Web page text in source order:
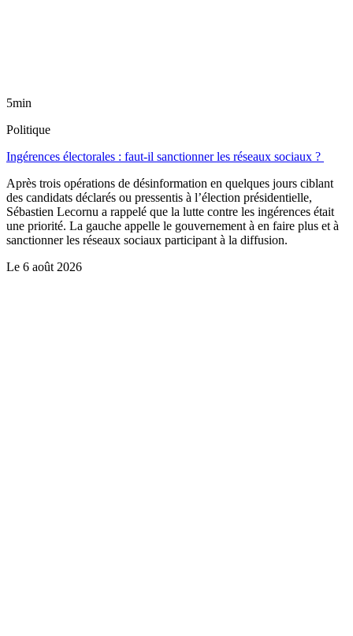
5min
Politique
Ingérences électorales : faut-il sanctionner les réseaux sociaux ?
Après trois opérations de désinformation en quelques jours ciblant
des candidats déclarés ou pressentis à l’élection présidentielle,
Sébastien Lecornu a rappelé que la lutte contre les ingérences était
une priorité. La gauche appelle le gouvernement à en faire plus et à
sanctionner les réseaux sociaux participant à la diffusion.
Le 6 août 2026